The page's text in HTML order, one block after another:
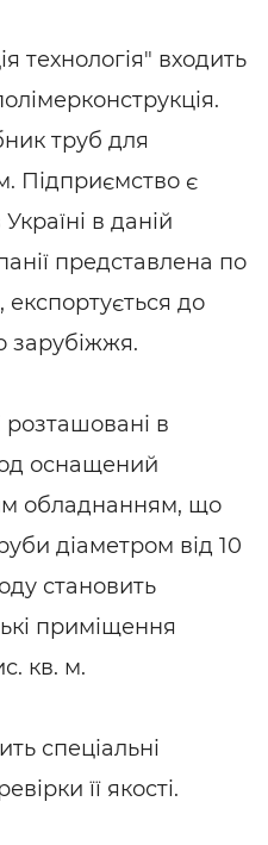
технологія" входить
труб для
Підприємство є
в даній
представлена по
експортується до
зарубіжжя.
розташовані в
оснащений
обладнанням, що
діаметром від 10
становить
приміщення
кв. м.
спеціальні
її якості.